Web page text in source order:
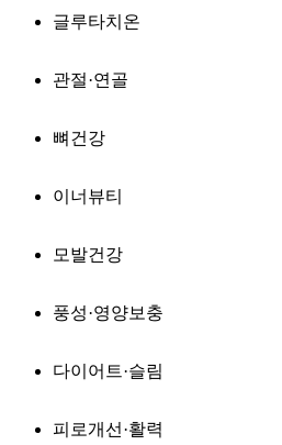
글루타치온
관절·연골
뼈건강
이너뷰티
모발건강
풍성·영양보충
다이어트·슬림
피로개선·활력